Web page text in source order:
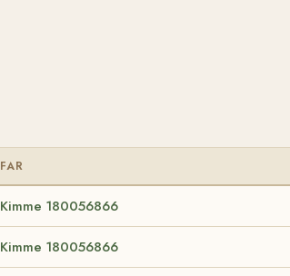
FAR
Kimme 180056866
Kimme 180056866